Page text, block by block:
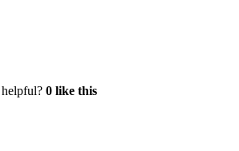
0 like this